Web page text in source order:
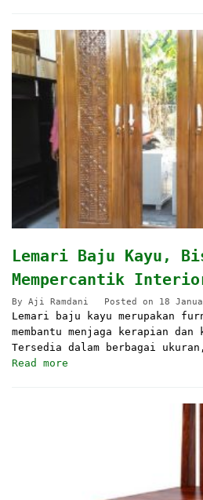
Lemari Baju Kayu,
Mempercantik
By Aji Ramdani Posted on 18
Lemari baju kayu merupakan
membantu menjaga kerapian dan
Tersedia dalam berbagai
Read more